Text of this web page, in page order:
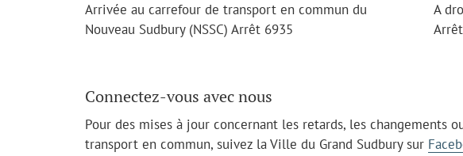
Arrivée au carrefour de transport en commun du
Nouveau Sudbury (NSSC) Arrêt 6935
A
Connectez-vous avec nous
Pour des mises à jour concernant les retards, les changements
transport en commun, suivez la Ville du Grand Sudbury sur